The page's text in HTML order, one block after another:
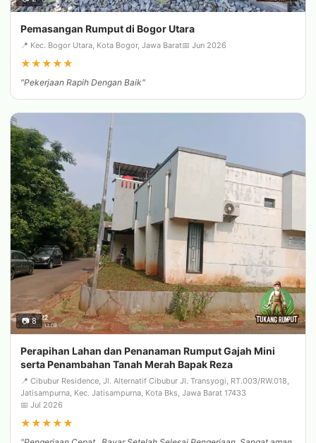
Pemasangan Rumput di Bogor Utara
📍 Kec. Bogor Utara, Kota Bogor, Jawa Barat📅 Jun 2026
★★★★★
"Pekerjaan Rapih Dengan Baik"
📷 8
Perapihan Lahan dan Penanaman Rumput Gajah Mini
serta Penambahan Tanah Merah Bapak Reza
📍 Cibubur Residence, Jl. Alternatif Cibubur Jl. Transyogi, RT.003/RW.018,
Jatisampurna, Kec. Jatisampurna, Kota Bks, Jawa Barat 17433
📅 Jul 2026
★★★★★